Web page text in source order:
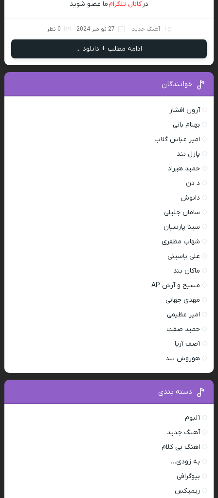
درکانال تلگرامما عضو شوید
آهنگ جدید 27 نوامبر 2024 0 نظر
ادامه مطلب + دانلود ...
خوانندگان
آرون افشار
بهنام بانی
امیر عباس گلاب
پازل بند
حمید هیراد
د دن
دانوش
سامان جلیلی
سینا پارسیان
شهاب مظفری
علی یاسینی
ماکان بند
مسیح و آرش AP
مهدی جهانی
امیر عظیمی
حمید صفت
آصف آریا
هوروش بند
دسته بندی
آلبوم
آهنگ جدید
اهنگ بی کلام
به زودی…
بیوگرافی
ریمیکس